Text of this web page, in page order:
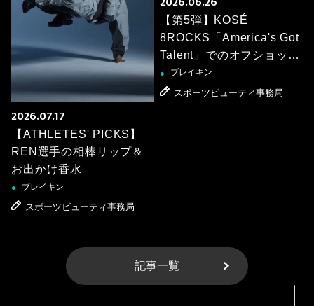
2026.07.17
【ATHLETES' PICKS】
REN選手の相棒リップ＆
お出かけ香水
● ブレイキン
スポーツビューティ事務局
【第5弾】KOSÉ
8ROCKS「America's Got
Talent」でのオフショット
を公開！
● ブレイキン
スポーツビューティ事務局
記事一覧